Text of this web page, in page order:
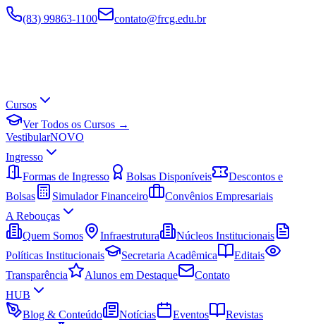
(83) 99863-1100 contato@frcg.edu.br
Cursos
Ver Todos os Cursos →
VestibularNOVO
Ingresso
Formas de Ingresso
Bolsas Disponíveis
Descontos e
Bolsas
Simulador Financeiro
Convênios Empresariais
A Rebouças
Quem Somos
Infraestrutura
Núcleos Institucionais
Políticas Institucionais
Secretaria Acadêmica
Editais
Transparência
Alunos em Destaque
Contato
HUB
Blog & Conteúdo
Notícias Eventos
Revistas